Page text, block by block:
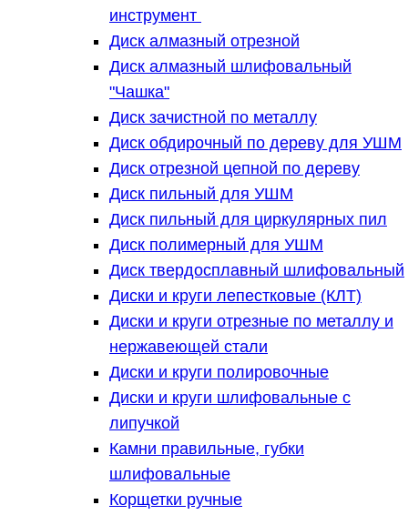
инструмент
Диск алмазный отрезной
Диск алмазный шлифовальный
"Чашка"
Диск зачистной по металлу
Диск обдирочный по дереву для УШМ
Диск отрезной цепной по дереву
Диск пильный для УШМ
Диск пильный для циркулярных пил
Диск полимерный для УШМ
Диск твердосплавный шлифовальный
Диски и круги лепестковые (КЛТ)
Диски и круги отрезные по металлу и
нержавеющей стали
Диски и круги полировочные
Диски и круги шлифовальные с
липучкой
Камни правильные, губки
шлифовальные
Корщетки ручные